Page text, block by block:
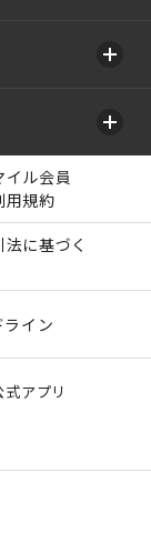
イル会員
用規約
に基づく
ライン
アプリ